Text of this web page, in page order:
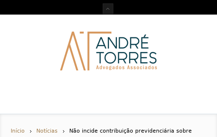
Início Notícias
Não incide contribuição previdenciária sobre